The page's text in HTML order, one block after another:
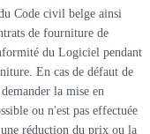
Code civil belge ainsi
de fourniture de
du Logiciel pendant
En cas de défaut de
la mise en
ou n'est pas effectuée
réduction du prix ou la